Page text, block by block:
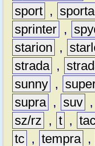
sport ,
sprinter ,
starion
,
strada ,
sunny ,
supra , suv ,
sz/rz
, t ,
tc , tempra ,